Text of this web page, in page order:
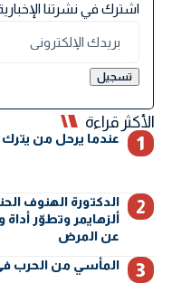
اشترك في نشرتنا
الأكثر قراءة
عندما يرحل من يترك
الدكتورة الهنوف
ألزهايمر وتطوّر
عن المرض
المأسي من الحرب